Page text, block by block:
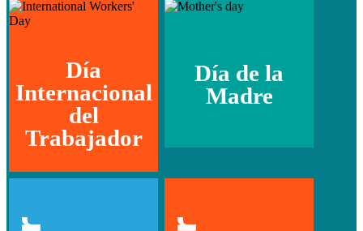
Día
Internacional
del
Trabajador
Día de la
Madre